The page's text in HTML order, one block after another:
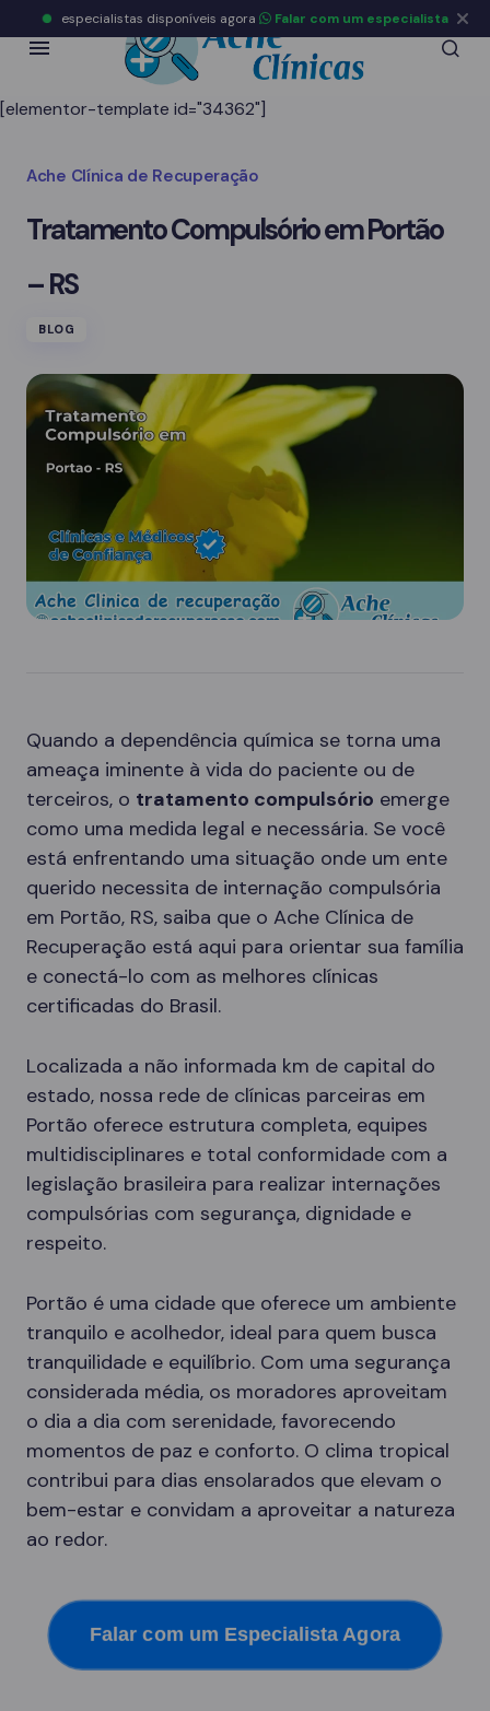
[elementor-template id="34362"]
Ache Clínica de Recuperação
Tratamento Compulsório em Portão
– RS
BLOG
Quando a dependência química se torna uma
ameaça iminente à vida do paciente ou de
terceiros, o tratamento compulsório emerge
como uma medida legal e necessária. Se você
está enfrentando uma situação onde um ente
querido necessita de internação compulsória
em Portão, RS, saiba que o Ache Clínica de
Recuperação está aqui para orientar sua família
e conectá-lo com as melhores clínicas
certificadas do Brasil.
Localizada a não informada km de capital do
estado, nossa rede de clínicas parceiras em
Portão oferece estrutura completa, equipes
multidisciplinares e total conformidade com a
legislação brasileira para realizar internações
compulsórias com segurança, dignidade e
respeito.
Portão é uma cidade que oferece um ambiente
tranquilo e acolhedor, ideal para quem busca
tranquilidade e equilíbrio. Com uma segurança
considerada média, os moradores aproveitam
o dia a dia com serenidade, favorecendo
momentos de paz e conforto. O clima tropical
contribui para dias ensolarados que elevam o
bem-estar e convidam a aproveitar a natureza
ao redor.
Falar com um Especialista Agora
especialistas disponíveis agora Falar com um especialista